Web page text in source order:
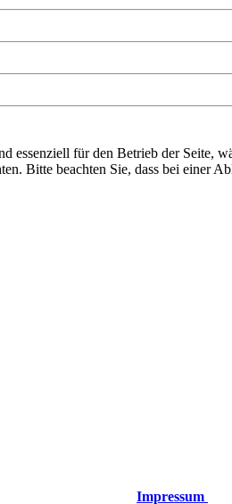
Impressum
essenziell für den Betrieb der Seite,
Bitte beachten Sie, dass bei